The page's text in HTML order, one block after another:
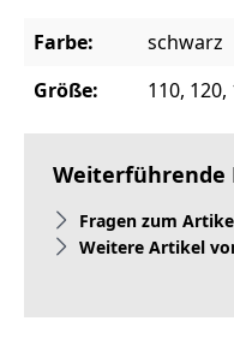
Farbe:
schwarz
Größe:
110, 120,
Weiterführende
Fragen zum
Weitere Artikel